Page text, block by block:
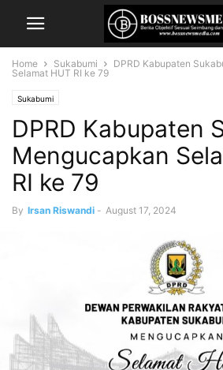
Home Sukabumi
DPRD Kabupaten
Selamat HUT RI ke 79
Sukabumi
DPRD Kabupaten
Mengucapkan
RI ke 79
By Irsan Riswandi - August 17, 2024